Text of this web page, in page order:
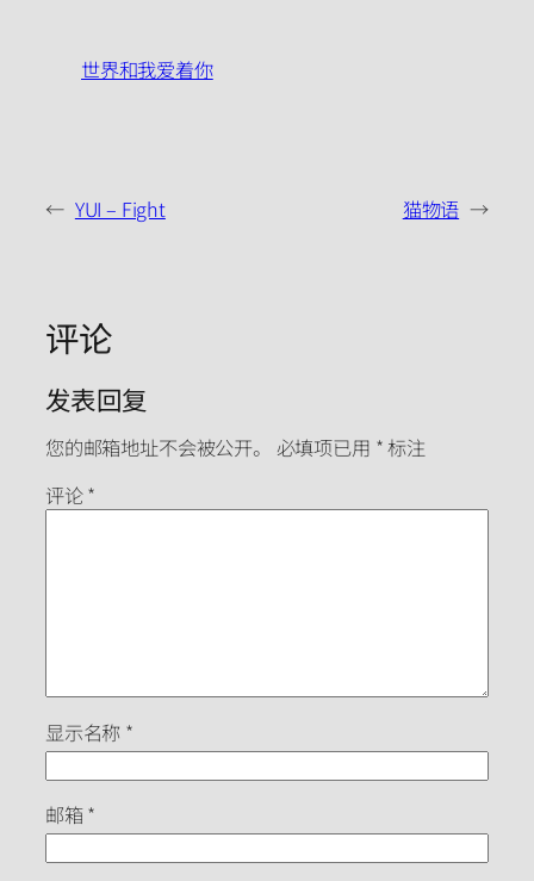
世界和我爱着你
← YUI – Fight 猫物语 →
评论
发表回复
您的邮箱地址不会被公开。 必填项已用 *标注
评论*
显示名称 *
邮箱*